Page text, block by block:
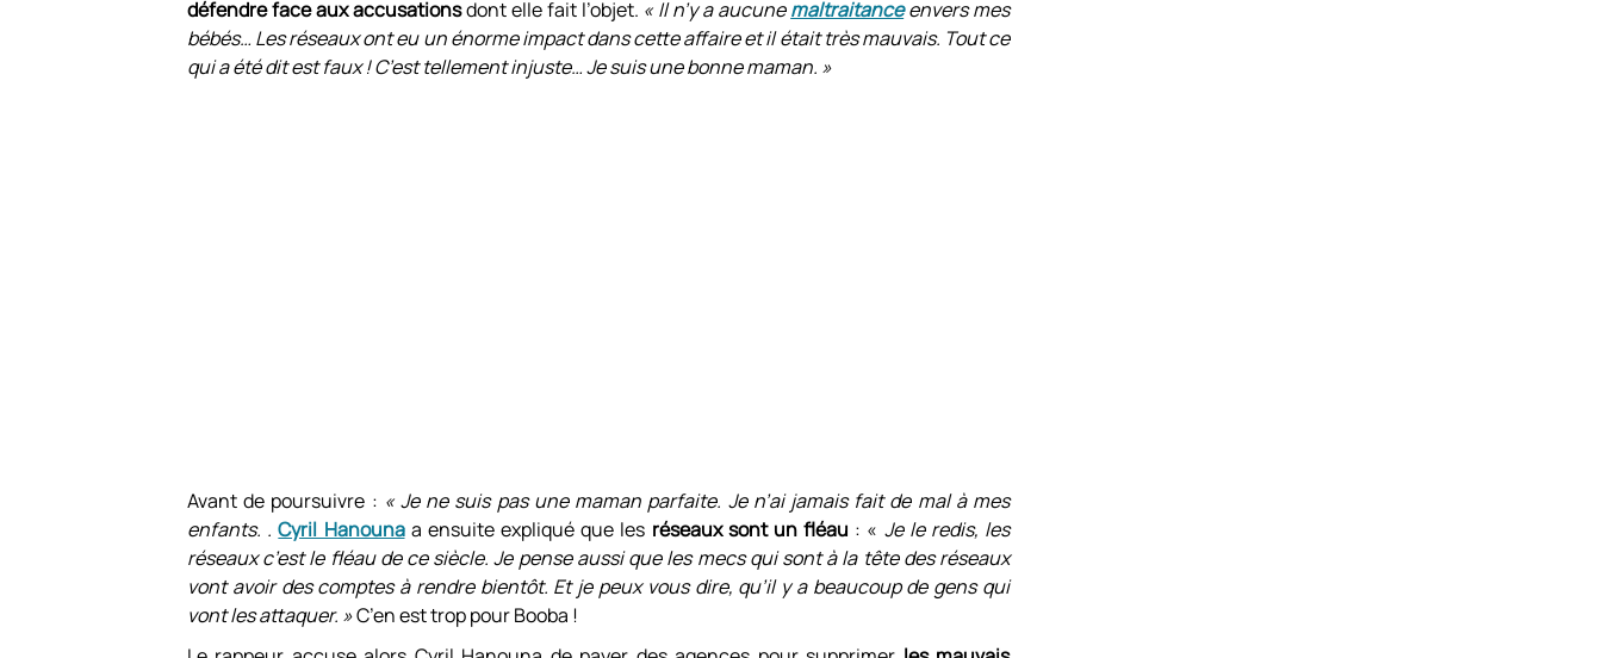
défendre face aux accusationsdont elle fait l’objet. « Il n’y a aucunemaltraitanceenvers mes
bébés… Les réseaux ont eu un énorme impact dans cette affaire et il était très mauvais. Tout ce
qui a été dit est faux ! C’est tellement injuste… Je suis une bonne maman. »
Avant de poursuivre : « Je ne suis pas une maman parfaite. Je n’ai jamais fait de mal à mes
enfants. .Cyril Hanounaa ensuite expliqué que les réseaux sont un fléau : « Je le redis, les
réseaux c’est le fléau de ce siècle. Je pense aussi que les mecs qui sont à la tête des réseaux
vont avoir des comptes à rendre bientôt. Et je peux vous dire, qu’il y a beaucoup de gens qui
vont les attaquer. »C’en est trop pour Booba !